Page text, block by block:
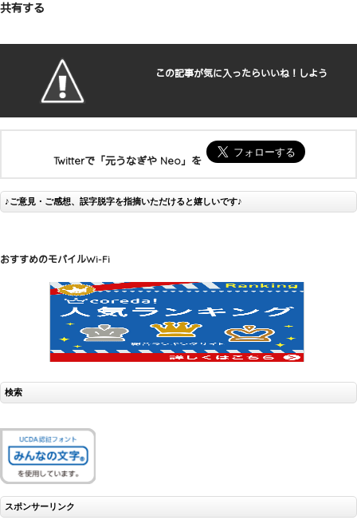
共有する
この記事が気に入ったらいいね！しよう
Twitterで「元うなぎや Neo」を
♪ご意見・ご感想、誤字脱字を指摘いただけると嬉しいです♪
おすすめのモバイルWi-Fi
検索
スポンサーリンク